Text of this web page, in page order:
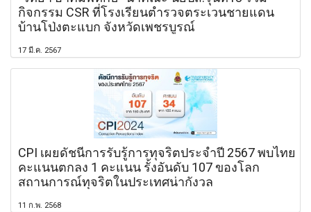
กิจกรรม CSR ที่โรงเรียนตำรวจตระเวนชายแดน
บ้านโป่งตะแบก จังหวัดเพชรบูรณ์
17 มี.ค. 2567
CPI เผยดัชนีการรับรู้การทุจริตประจำปี 2567 พบไทย
คะแนนตกลง 1 คะแนน รั้งอันดับ 107 ของโลก
สถานการณ์ทุจริตในประเทศน่ากังวล
11 ก.พ. 2568